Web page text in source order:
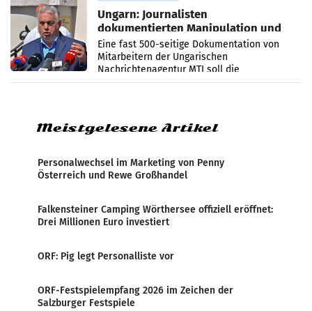
Ungarn: Journalisten
dokumentierten Manipulation und
Zensur
Eine fast 500-seitige Dokumentation von
Mitarbeitern der Ungarischen
Nachrichtenagentur MTI soll die
systematische Nachrichten-Manipulation und
Meistgelesene Artikel
Personalwechsel im Marketing von Penny
Österreich und Rewe Großhandel
Falkensteiner Camping Wörthersee offiziell eröffnet:
Drei Millionen Euro investiert
ORF: Pig legt Personalliste vor
ORF-Festspielempfang 2026 im Zeichen der
Salzburger Festspiele